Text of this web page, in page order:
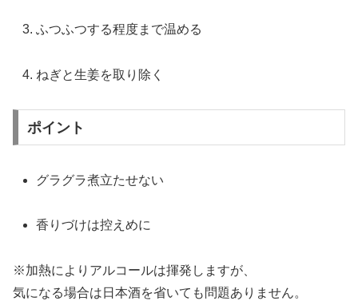
ふつふつする程度まで温める
ねぎと生姜を取り除く
ポイント
グラグラ煮立たせない
香りづけは控えめに
※加熱によりアルコールは揮発しますが、
気になる場合は日本酒を省いても問題ありません。